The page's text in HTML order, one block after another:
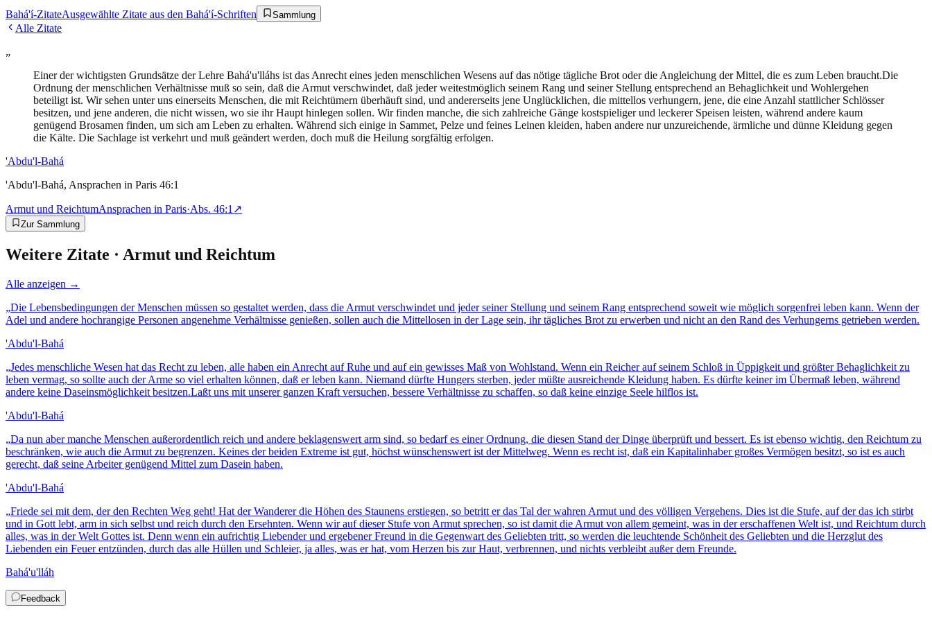
Bahá'í-ZitateAusgewählte Zitate aus den Bahá'í-Schriften Sammlung
Alle Zitate
„
Einer der wichtigsten Grundsätze der Lehre Bahá'u'lláhs ist das Anrecht eines jeden menschlichen Wesens auf das nötige tägliche Brot oder die Angleichung der Mittel, die es zum Leben braucht.Die
Ordnung der menschlichen Verhältnisse muß so sein, daß die Armut verschwindet, daß jeder weitestmöglich seinem Rang und seiner Stellung entsprechend an Behaglichkeit und Wohlergehen
beteiligt ist. Wir sehen unter uns einerseits Menschen, die mit Reichtümern überhäuft sind, und andererseits jene Unglücklichen, die mittellos verhungern, jene, die eine Anzahl stattlicher Schlösser
besitzen, und jene anderen, die nicht wissen, wo sie ihr Haupt hinlegen sollen. Wir finden manche, die sich zahlreiche Gänge kostspieliger und leckerer Speisen leisten, während andere kaum
genügend Brosamen finden, um sich am Leben zu erhalten. Während sich einige in Sammet, Pelze und feines Leinen kleiden, haben andere nur unzureichende, ärmliche und dünne Kleidung gegen
die Kälte. Die Sachlage ist verkehrt und muß geändert werden, doch muß die Heilung sorgfältig erfolgen.
'Abdu'l-Bahá
'Abdu'l-Bahá, Ansprachen in Paris 46:1
Armut und ReichtumAnsprachen in Paris·Abs. 46:1 ↗
Zur Sammlung
Weitere Zitate · Armut und Reichtum
Alle anzeigen →
„Die Lebensbedingungen der Menschen müssen so gestaltet werden, dass die Armut verschwindet und jeder seiner Stellung und seinem Rang entsprechend soweit wie möglich sorgenfrei leben kann. Wenn der
Adel und andere hochrangige Personen angenehme Verhältnisse genießen, sollen auch die Mittellosen in der Lage sein, ihr tägliches Brot zu erwerben und nicht an den Rand des Verhungerns getrieben werden.
'Abdu'l-Bahá
„Jedes menschliche Wesen hat das Recht zu leben, alle haben ein Anrecht auf Ruhe und auf ein gewisses Maß von Wohlstand. Wenn ein Reicher auf seinem Schloß in Üppigkeit und größter Behaglichkeit zu
leben vermag, so sollte auch der Arme so viel erhalten können, daß er leben kann. Niemand dürfte Hungers sterben, jeder müßte ausreichende Kleidung haben. Es dürfte keiner im Übermaß leben, während
andere keine Daseinsmöglichkeit besitzen.Laßt uns mit unserer ganzen Kraft versuchen, bessere Verhältnisse zu schaffen, so daß keine einzige Seele hilflos ist.
'Abdu'l-Bahá
„Da nun aber manche Menschen außerordentlich reich und andere beklagenswert arm sind, so bedarf es einer Ordnung, die diesen Stand der Dinge überprüft und bessert. Es ist ebenso wichtig, den Reichtum zu
beschränken, wie auch die Armut zu begrenzen. Keines der beiden Extreme ist gut, höchst wünschenswert ist der Mittelweg. Wenn es recht ist, daß ein Kapitalinhaber großes Vermögen besitzt, so ist es auch
gerecht, daß seine Arbeiter genügend Mittel zum Dasein haben.
'Abdu'l-Bahá
„Friede sei mit dem, der den Rechten Weg geht! Hat der Wanderer die Höhen des Staunens erstiegen, so betritt er das Tal der wahren Armut und des völligen Vergehens. Dies ist die Stufe, auf der das ich stirbt
und in Gott lebt, arm in sich selbst und reich durch den Ersehnten. Wenn wir auf dieser Stufe von Armut sprechen, so ist damit die Armut von allem gemeint, was in der erschaffenen Welt ist, und Reichtum durch
alles, was in der Welt Gottes ist. Denn wenn ein aufrichtig Liebender und ergebener Freund in die Gegenwart des Geliebten tritt, so werden die leuchtende Schönheit des Geliebten und die Herzglut des
Liebenden ein Feuer entzünden, durch das alle Hüllen und Schleier, ja alles, was er hat, vom Herzen bis zur Haut, verbrennen, und nichts verbleibt außer dem Freunde.
Bahá'u'lláh
Feedback